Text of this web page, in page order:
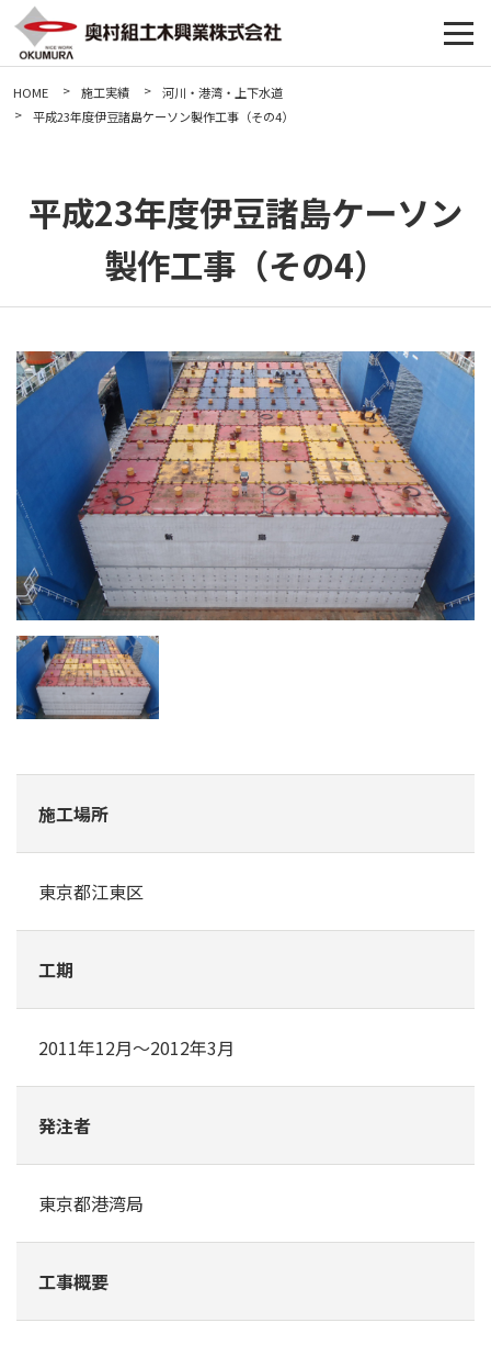
HOME 施工実績
河川・港湾・上下水道
平成23年度伊豆諸島ケーソン製作工事（その4）
平成23年度伊豆諸島ケーソン
製作工事（その4）
施工場所
東京都江東区
工期
2011年12月～2012年3月
発注者
東京都港湾局
工事概要